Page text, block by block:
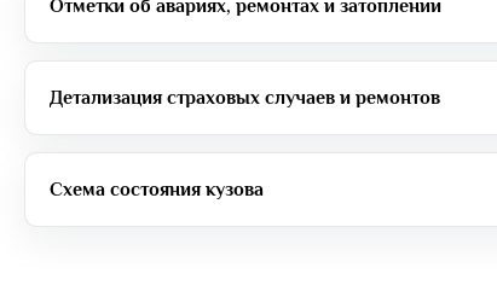
Отметки об авариях, ремонтах и затоплении
Детализация страховых случаев и ремонтов
Схема состояния кузова